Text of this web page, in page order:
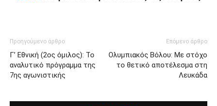
Προηγούμενο άρθρο
Γ’ Εθνική (2ος όμιλος): Το
αναλυτικό πρόγραμμα της
7ης αγωνιστικής
Επόμενο άρθρο
Ολυμπιακός Βόλου: Με στόχο
το θετικό αποτέλεσμα στη
Λευκάδα